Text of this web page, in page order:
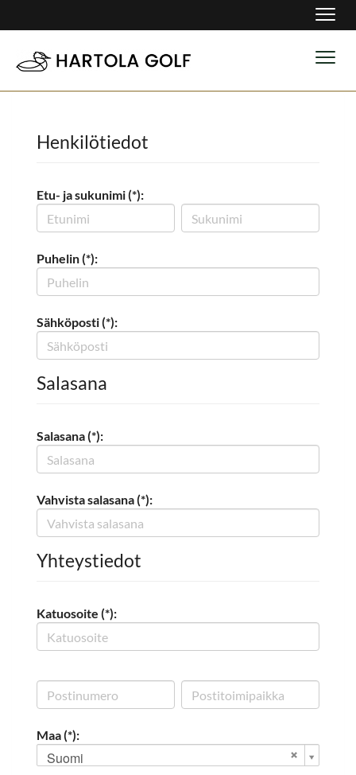
Henkilötiedot
Etu- ja sukunimi (*):
Puhelin (*):
Sähköposti (*):
Salasana
Salasana (*):
Vahvista salasana (*):
Yhteystiedot
Katuosoite (*):
Maa (*):
Suomi